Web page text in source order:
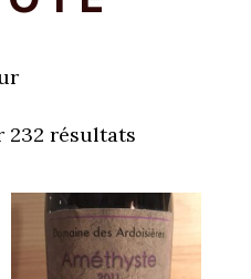
232 résultats